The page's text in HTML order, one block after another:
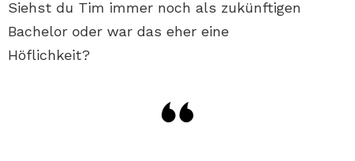
Siehst du Tim immer noch als zukünftigen
Bachelor oder war das eher eine
Höflichkeit?